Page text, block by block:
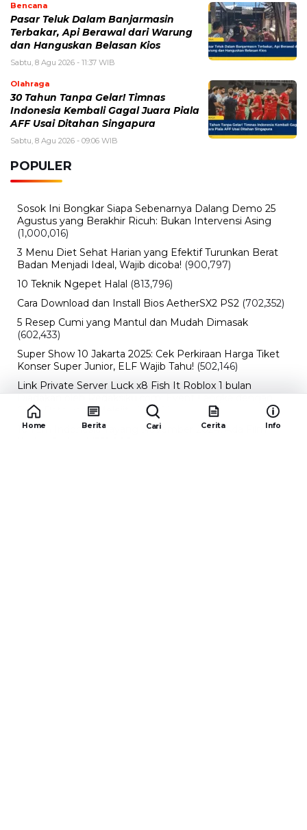
Bencana
Pasar Teluk Dalam Banjarmasin
Terbakar, Api Berawal dari Warung
dan Hanguskan Belasan Kios
Sabtu, 8 Agu 2026 - 11:37 WIB
Olahraga
30 Tahun Tanpa Gelar! Timnas
Indonesia Kembali Gagal Juara Piala
AFF Usai Ditahan Singapura
Sabtu, 8 Agu 2026 - 09:06 WIB
POPULER
Sosok Ini Bongkar Siapa Sebenarnya Dalang Demo 25
Agustus yang Berakhir Ricuh: Bukan Intervensi Asing
(1,000,016)
3 Menu Diet Sehat Harian yang Efektif Turunkan Berat
Badan Menjadi Ideal, Wajib dicoba! (900,797)
10 Teknik Ngepet Halal (813,796)
Cara Download dan Install Bios AetherSX2 PS2 (702,352)
5 Resep Cumi yang Mantul dan Mudah Dimasak
(602,433)
Super Show 10 Jakarta 2025: Cek Perkiraan Harga Tiket
Konser Super Junior, ELF Wajib Tahu! (502,146)
Link Private Server Luck x8 Fish It Roblox 1 bulan
Drop Rate yang Melejit
(424,819)
10 Film Indonesia Tayang November 2024, Ada Film
Home Berita Cari Cerita Info